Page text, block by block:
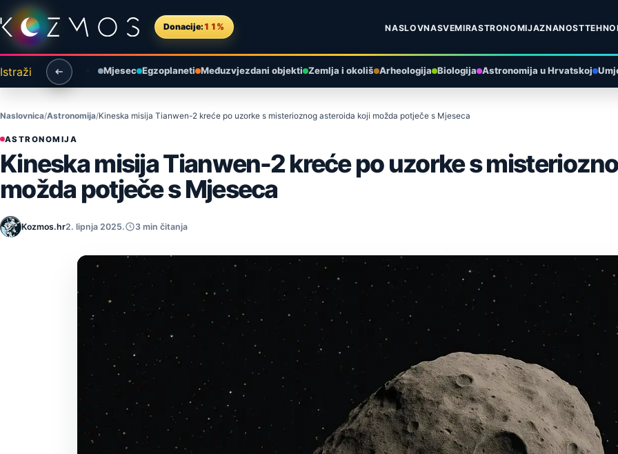
Preskoči na sadržaj
Donacije: 11% NASLOVNASVEMIRASTRONOMIJAZNANOST
Istraži Mjesec Egzoplaneti Međuzvjezdani objekti Zemlja i okoliš Arheologija Biologija Astronomija u Hrvatskoj
Naslovnica Astronomija Kineska misija Tianwen-2 kreće po uzorke s misterioznog asteroida koji možda potječe s Mjeseca
ASTRONOMIJA
Kineska misija Tianwen-2 kreće po uzorke s
možda potječe s Mjeseca
Kozmos.hr2. lipnja 2025. 3 min čitanja